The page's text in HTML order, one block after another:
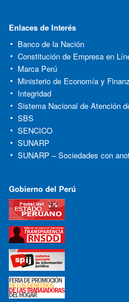
Enlaces de Interés
Banco de la Nación
Constitución de Empresa en
Marca Perú
Ministerio de Economía y
Integridad
Sistema Nacional de Atención
SBS
SENCICO
SUNARP
SUNARP – Sociedades con
Gobierno del Perú